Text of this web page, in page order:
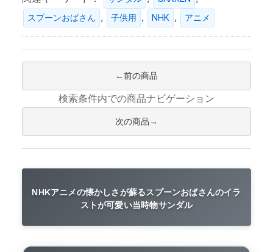
スプーンおばさん , 子供用 , NHK , アニメ
前の商品
検索条件内での商品ナビゲーション
次の商品
NHKアニメの懐かしさが蘇るスプーンおばさんのイラ
ストが可愛い当時物サンダル